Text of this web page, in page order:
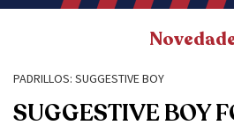
PADRILLOS: SUGGESTIVE BOY
SUGGESTIVE BOY